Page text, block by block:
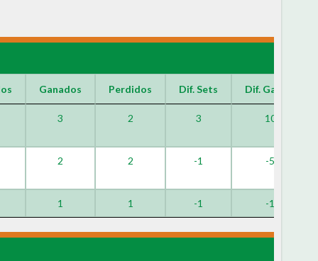
Ganados Perdidos Dif. Sets Dif. Games
3 2 3 10
2 2 -1 -5
1 1 -1 -1